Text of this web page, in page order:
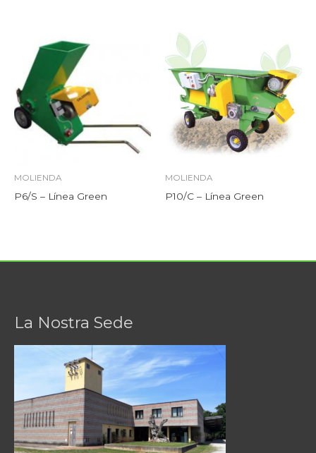
MOLIENDA
P6/S – Línea Green
MOLIENDA
P10/C – Línea Green
La Nostra Sede